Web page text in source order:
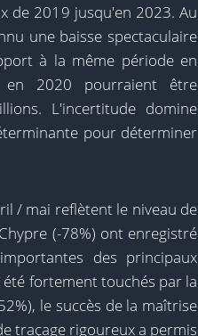
de 2019 jusqu'en 2023. Au
une baisse spectaculaire
à la même période en
en 2020 pourraient être
L'incertitude domine
pour déterminer
/ mai reflètent le niveau de
(-78%) ont enregistré
des principaux
fortement touchés par la
le succès de la maîtrise
traçage rigoureux a permis